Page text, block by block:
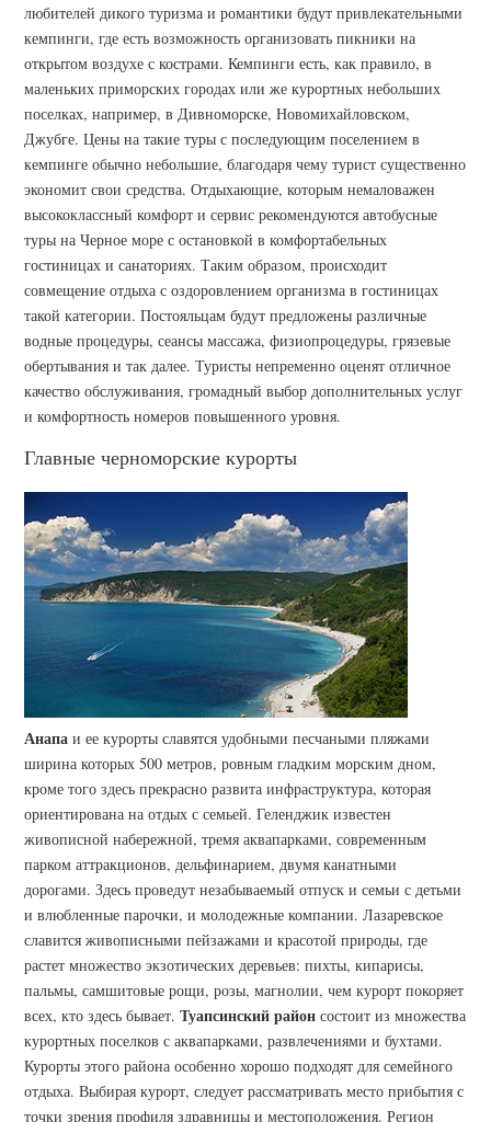
любителей дикого туризма и романтики будут привлекательными
кемпинги, где есть возможность организовать пикники на
открытом воздухе с кострами. Кемпинги есть, как правило, в
маленьких приморских городах или же курортных небольших
поселках, например, в Дивноморске, Новомихайловском,
Джубге. Цены на такие туры с последующим поселением в
кемпинге обычно небольшие, благодаря чему турист существенно
экономит свои средства. Отдыхающие, которым немаловажен
высококлассный комфорт и сервис рекомендуются автобусные
туры на Черное море с остановкой в комфортабельных
гостиницах и санаториях. Таким образом, происходит
совмещение отдыха с оздоровлением организма в гостиницах
такой категории. Постояльцам будут предложены различные
водные процедуры, сеансы массажа, физиопроцедуры, грязевые
обертывания и так далее. Туристы непременно оценят отличное
качество обслуживания, громадный выбор дополнительных услуг
и комфортность номеров повышенного уровня.
Главные черноморские курорты
Анапа и ее курорты славятся удобными песчаными пляжами
ширина которых 500 метров, ровным гладким морским дном,
кроме того здесь прекрасно развита инфраструктура, которая
ориентирована на отдых с семьей. Геленджик известен
живописной набережной, тремя аквапарками, современным
парком аттракционов, дельфинарием, двумя канатными
дорогами. Здесь проведут незабываемый отпуск и семьи с детьми
и влюбленные парочки, и молодежные компании. Лазаревское
славится живописными пейзажами и красотой природы, где
растет множество экзотических деревьев: пихты, кипарисы,
пальмы, самшитовые рощи, розы, магнолии, чем курорт покоряет
всех, кто здесь бывает.Туапсинский район состоит из множества
курортных поселков с аквапарками, развлечениями и бухтами.
Курорты этого района особенно хорошо подходят для семейного
отдыха. Выбирая курорт, следует рассматривать место прибытия с
точки зрения профиля здравницы и местоположения. Регион